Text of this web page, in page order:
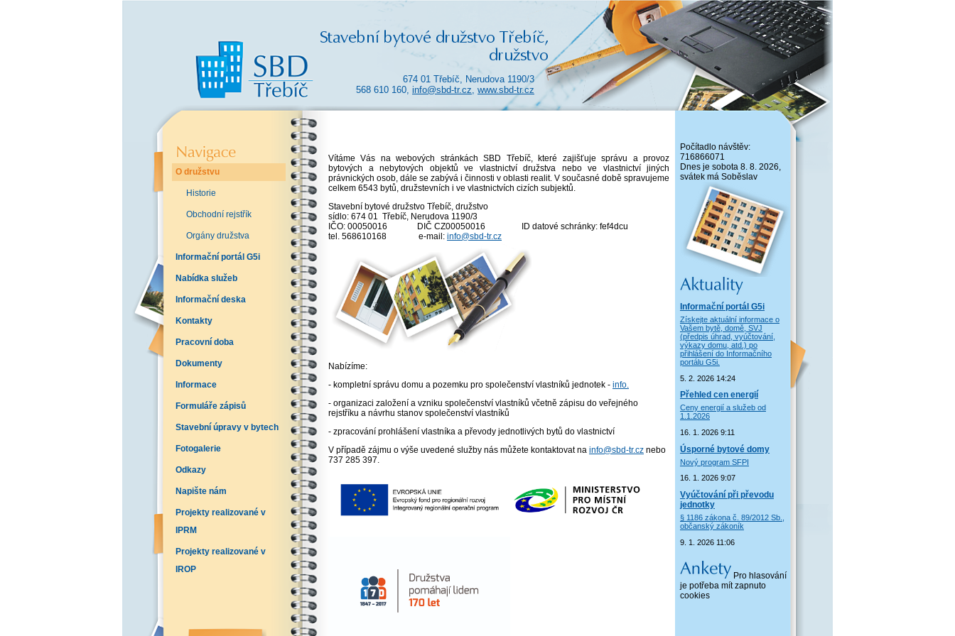
674 01 Třebíč, Nerudova 1190/3
568 610 160, info@sbd-tr.cz, www.sbd-tr.cz
O družstvu
Historie
Obchodní rejstřík
Orgány družstva
Informační portál G5i
Nabídka služeb
Informační deska
Kontakty
Pracovní doba
Dokumenty
Informace
Formuláře zápisů
Stavební úpravy v bytech
Fotogalerie
Odkazy
Napište nám
Projekty realizované v
IPRM
Projekty realizované v
IROP
Počítadlo návštěv:
716866071
Dnes je sobota 8. 8. 2026,
svátek má Soběslav
Informační portál G5i
Získejte aktuální informace o
Vašem bytě, domě, SVJ
(předpis úhrad, vyúčtování,
výkazy domu, atd.) po
přihlášení do Informačního
portálu G5i.
5. 2. 2026 14:24
Přehled cen energií
Ceny energií a služeb od
1.1.2026
16. 1. 2026 9:11
Úsporné bytové domy
Nový program SFPI
16. 1. 2026 9:07
Vyúčtování při převodu
jednotky
§ 1186 zákona č. 89/2012 Sb.,
občanský zákoník
9. 1. 2026 11:06
Pro hlasování
je potřeba mít zapnuto
cookies
Vítáme Vás na webových stránkách SBD Třebíč, které zajišťuje správu a provoz
bytových a nebytových objektů ve vlastnictví družstva nebo ve vlastnictví jiných
právnických osob, dále se zabývá i činnosti v oblasti realit. V současné době spravujeme
celkem 6543 bytů, družstevních i ve vlastnictvích cizích subjektů.
Stavební bytové družstvo Třebíč, družstvo
sídlo: 674 01 Třebíč, Nerudova 1190/3
IČO: 00050016 DIČ CZ00050016 ID datové schránky: fef4dcu
tel. 568610168 e-mail: info@sbd-tr.cz
Nabízíme:
- kompletní správu domu a pozemku pro společenství vlastníků jednotek - info.
- organizaci založení a vzniku společenství vlastníků včetně zápisu do veřejného
rejstříku a návrhu stanov společenství vlastníků
- zpracování prohlášení vlastníka a převody jednotlivých bytů do vlastnictví
V případě zájmu o výše uvedené služby nás můžete kontaktovat na info@sbd-tr.cz nebo
737 285 397.